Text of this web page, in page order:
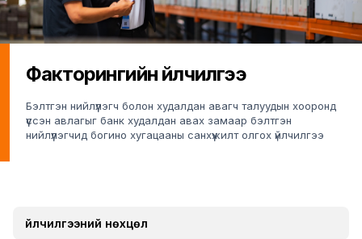
Факторингийн үйлчилгээ
Бэлтгэн нийлүүлэгч болон худалдан авагч талуудын хооронд
үүссэн авлагыг банк худалдан авах замаар бэлтгэн
нийлүүлэгчид богино хугацааны санхүүжилт олгох үйлчилгээ
Үйлчилгээний нөхцөл